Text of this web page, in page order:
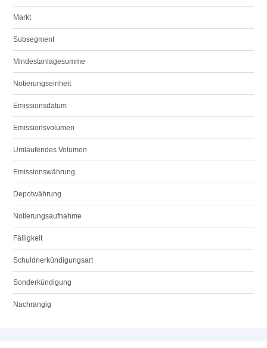
Markt
Subsegment
Mindestanlagesumme
Notierungseinheit
Emissionsdatum
Emissionsvolumen
Umlaufendes Volumen
Emissionswährung
Depotwährung
Notierungsaufnahme
Fälligkeit
Schuldnerkündigungsart
Sonderkündigung
Nachrangig